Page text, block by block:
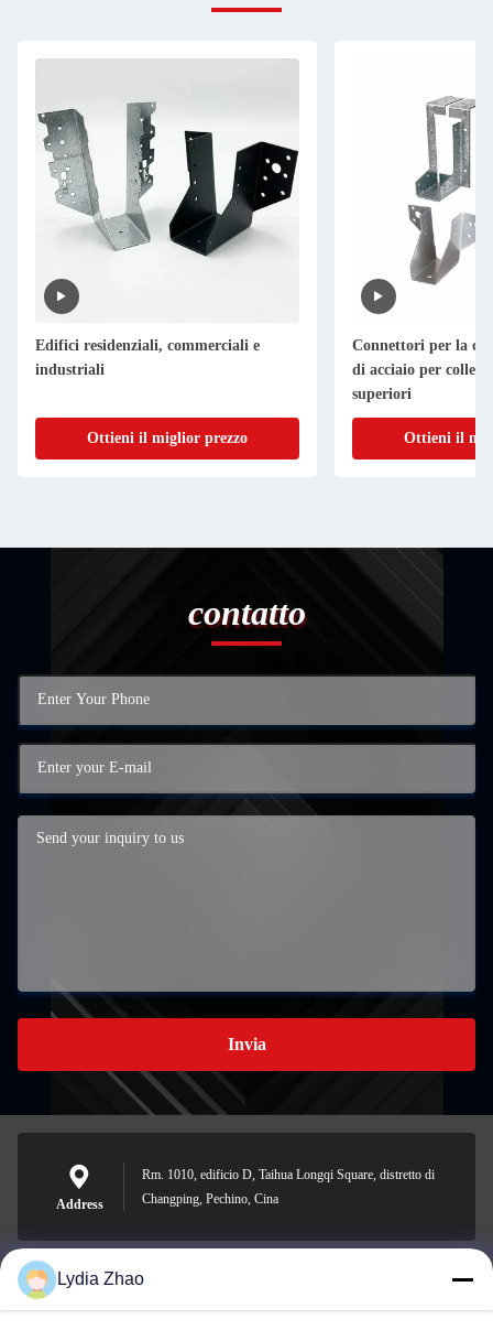
Edifici residenziali, commerciali e
industriali
Ottieni il miglior prezzo
Connettori per la
di acciaio per
superiori
Ottieni il
contatto
Invia
Address
Rm. 1010, edificio D, Taihua Longqi Square, distretto di
Changping, Pechino, Cina
jesingd@vip.sina.com
Lydia Zhao